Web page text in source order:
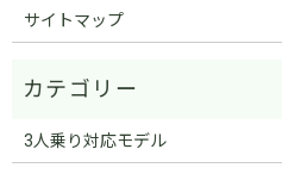
サイトマップ
3人乗り対応モデル